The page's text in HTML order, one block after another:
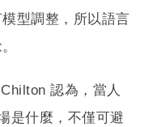
型調整，所以語言
認為，當人
是什麼，不僅可避